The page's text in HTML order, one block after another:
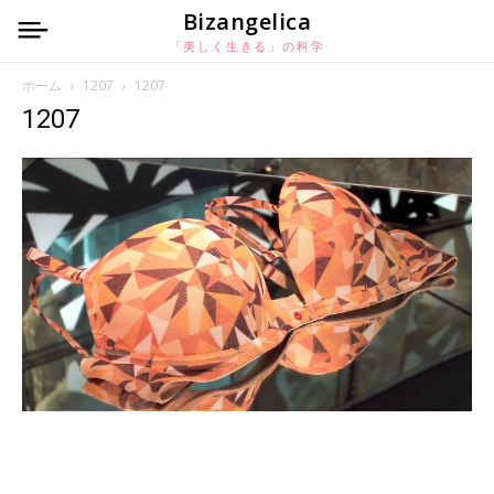
Bizangelica
「美しく生きる」の科学
ホーム 1207 1207
1207